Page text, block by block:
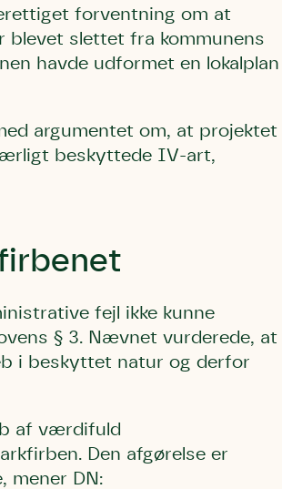
forventning om at
blevet slettet fra kommunens
havde udformet en lokalplan
argumentet om, at projektet
beskyttede IV-art,
fejl ikke kunne
§ 3. Nævnet vurderede, at
i beskyttet natur og derfor
af værdifuld
Den afgørelse er
mener DN:
må
Jeg kan til
dette samtykke
ved at kontakte persondata@dn.dk
må gerne kontakte
og andre støttemuligheder.
persondata@dn.dk
må gerne
tid
samtykke ved at kontakte